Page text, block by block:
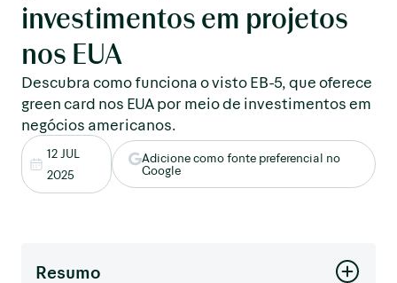
investimentos em projetos
nos EUA
Descubra como funciona o visto EB-5, que oferece
green card nos EUA por meio de investimentos em
negócios americanos.
12 JUL
2025
Adicione como fonte preferencial no
Google
Resumo